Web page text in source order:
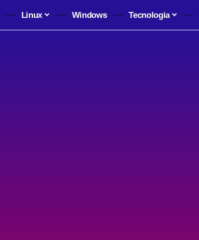
Linux Windows Tecnologia